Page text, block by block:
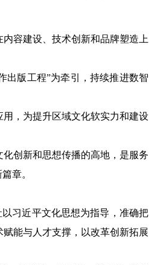
容建设、技术创新和品牌塑造上
版工程”为牵引，持续推进数智
，为提升区域文化软实力和建设
创新和思想传播的高地，是服务
章。
习近平文化思想为指导，准确把
能与人才支撑，以改革创新拓展